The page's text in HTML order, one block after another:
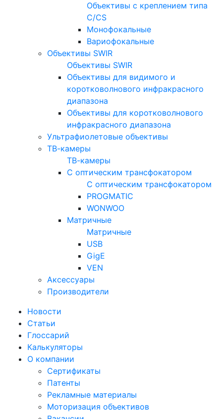
Объективы с креплением типа
C/CS
Монофокальные
Вариофокальные
Объективы SWIR
Объективы SWIR
Объективы для видимого и
коротковолнового инфракрасного
диапазона
Объективы для коротковолнового
инфракрасного диапазона
Ультрафиолетовые объективы
ТВ-камеры
ТВ-камеры
С оптическим трансфокатором
С оптическим трансфокатором
PROGMATIC
WONWOO
Матричные
Матричные
USB
GigE
VEN
Аксессуары
Производители
Новости
Статьи
Глоссарий
Калькуляторы
О компании
Сертификаты
Патенты
Рекламные материалы
Моторизация объективов